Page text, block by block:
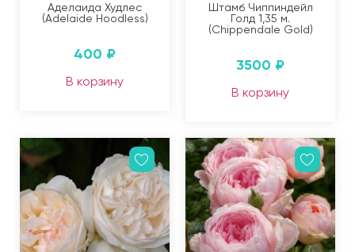
Аделаида Худлес
(Adelaide Hoodless)
400 ₽
В корзину
Штамб Чиппиндейл
Голд 1,35 м.
(Chippendale Gold)
3500 ₽
В корзину